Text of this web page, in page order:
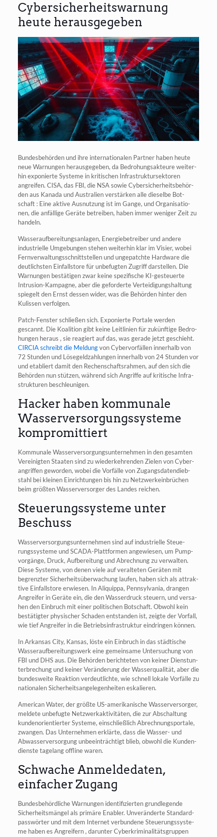
Cybersicherheitswarnung
heute herausgegeben
Bun­des­be­hör­den und ihre inter­na­tio­na­len Part­ner haben heu­te
neue War­nun­gen her­aus­ge­ge­ben, da Bedro­hungs­ak­teu­re wei­ter­
hin expo­nier­te Sys­te­me in kri­ti­schen Infra­struk­tur­sek­to­ren
angrei­fen. CISA, das FBI, die NSA sowie Cyber­si­cher­heits­be­hör­
den aus Kana­da und Aus­tra­li­en ver­stär­ken alle die­sel­be Bot­
schaft : Eine akti­ve Aus­nut­zung ist im Gan­ge, und Orga­ni­sa­tio­
nen, die anfäl­li­ge Gerä­te betrei­ben, haben immer weni­ger Zeit zu
handeln.
Was­ser­auf­be­rei­tungs­an­la­gen, Ener­gie­be­trei­ber und ande­re
indus­tri­el­le Umge­bun­gen ste­hen wei­ter­hin klar im Visier, wobei
Fern­ver­wal­tungs­schnitt­stel­len und unge­patch­te Hard­ware die
deut­lichs­ten Ein­falls­to­re für unbe­fug­ten Zugriff dar­stel­len. Die
War­nun­gen bestä­ti­gen zwar kei­ne spe­zi­fi­sche KI-gesteu­er­te
Intru­si­on-Kam­pa­gne, aber die gefor­der­te Ver­tei­di­gungs­hal­tung
spie­gelt den Ernst des­sen wider, was die Behör­den hin­ter den
Kulis­sen verfolgen.
Patch-Fens­ter schlie­ßen sich. Expo­nier­te Por­ta­le wer­den
gescannt. Die Koali­ti­on gibt kei­ne Leit­li­ni­en für zukünf­ti­ge Bedro­
hun­gen her­aus , sie reagiert auf das, was gera­de jetzt geschieht.
CIRCIA schreibt die Mel­dungvon Cyber­vor­fäl­len inner­halb von
72 Stun­den und Löse­geld­zah­lun­gen inner­halb von 24 Stun­den vor
und eta­bliert damit den Rechen­schafts­rah­men, auf den sich die
Behör­den nun stüt­zen, wäh­rend sich Angrif­fe auf kri­ti­sche Infra­
struk­tu­ren beschleunigen.
Hacker haben kommunale
Wasserversorgungssysteme
kompromittiert
Kom­mu­na­le Was­ser­ver­sor­gungs­un­ter­neh­men in den gesam­ten
Ver­ei­nig­ten Staa­ten sind zu wie­der­keh­ren­den Zie­len von Cyber­
an­grif­fen gewor­den, wobei die Vor­fäl­le von Zugangs­da­ten­dieb­
stahl bei klei­nen Ein­rich­tun­gen bis hin zu Netz­werk­ein­brü­chen
beim größ­ten Was­ser­ver­sor­ger des Lan­des reichen.
Steuerungssysteme unter
Beschuss
Was­ser­ver­sor­gungs­un­ter­neh­men sind auf indus­tri­el­le Steue­
rungs­sys­te­me und SCA­DA-Platt­for­men ange­wie­sen, um Pump­
vor­gän­ge, Druck, Auf­be­rei­tung und Abrech­nung zu ver­wal­ten.
Die­se Sys­te­me, von denen vie­le auf ver­al­te­ten Gerä­ten mit
begrenz­ter Sicher­heits­über­wa­chung lau­fen, haben sich als attrak­
ti­ve Ein­falls­to­re erwie­sen. In Ali­quip­pa, Penn­syl­va­nia, dran­gen
Angrei­fer in Gerä­te ein, die den Was­ser­druck steu­ern, und ver­sa­
hen den Ein­bruch mit einer poli­ti­schen Bot­schaft. Obwohl kein
bestä­tig­ter phy­si­scher Scha­den ent­stan­den ist, zeig­te der Vor­fall,
wie tief Angrei­fer in die Betriebs­in­fra­struk­tur ein­drin­gen können.
In Arkan­sas City, Kan­sas, lös­te ein Ein­bruch in das städ­ti­sche
Was­ser­auf­be­rei­tungs­werk eine gemein­sa­me Unter­su­chung von
FBI und DHS aus. Die Behör­den berich­te­ten von kei­ner Dienst­un­
ter­bre­chung und kei­ner Ver­än­de­rung der Was­ser­qua­li­tät, aber die
bun­des­wei­te Reak­ti­on ver­deut­lich­te, wie schnell loka­le Vor­fäl­le zu
natio­na­len Sicher­heits­an­ge­le­gen­hei­ten eskalieren.
Ame­ri­can Water, der größ­te US-ame­ri­ka­ni­sche Was­ser­ver­sor­ger,
mel­de­te unbe­fug­te Netz­werk­ak­ti­vi­tä­ten, die zur Abschal­tung
kun­den­ori­en­tier­ter Sys­te­me, ein­schließ­lich Abrech­nungs­por­ta­le,
zwan­gen. Das Unter­neh­men erklär­te, dass die Was­ser- und
Abwas­ser­ver­sor­gung unbe­ein­träch­tigt blieb, obwohl die Kun­den­
diens­te tage­lang off­line waren.
Schwache Anmeldedaten,
einfacher Zugang
Bun­des­be­hörd­li­che War­nun­gen iden­ti­fi­zier­ten grund­le­gen­de
Sicher­heits­män­gel als pri­mä­re Enabler. Unver­än­der­te Stan­dard­
pass­wör­ter und mit dem Inter­net ver­bun­de­ne Steue­rungs­sys­te­
me haben es Angrei­fern , dar­un­ter Cyber­kri­mi­na­li­täts­grup­pen